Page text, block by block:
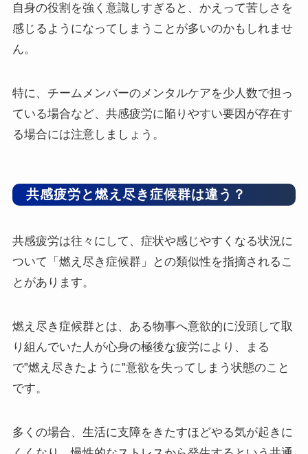
自身の役割を強く意識しすぎると、かえって苦しさを
感じるようになってしまうことが多いのかもしれませ
ん。
特に、チームメンバーのメンタルケアを少人数で担っ
ている場合など、共感疲労に陥りやすい要因が存在す
る場合には注意しましょう。
共感疲労と燃え尽き症候群は違う？
共感疲労は往々にして、症状や感じやすくなる状況に
ついて「燃え尽き症候群」との類似性を指摘されるこ
とがあります。
燃え尽き症候群とは、ある物事へ意欲的に没頭して取
り組んでいた人が心身の極後な疲労により、まる
で”燃え尽きたように”意欲を失ってしまう状態のこと
です。
多くの場合、生活に支障をきたすほどやる気が起きに